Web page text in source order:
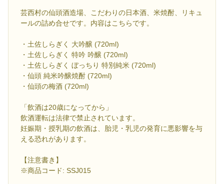
芸西村の仙頭酒造場、こだわりの日本酒、米焼酎、リキュ
ールの詰め合せです。内容はこちらです。
・土佐しらぎく 大吟醸 (720ml)
・土佐しらぎく 特吟 吟醸 (720ml)
・土佐しらぎく ぼっちり 特別純米 (720ml)
・仙頭 純米吟醸焼酎 (720ml)
・仙頭の梅酒 (720ml)
「飲酒は20歳になってから」
飲酒運転は法律で禁止されています。
妊娠期・授乳期の飲酒は、胎児・乳児の発育に悪影響を与
える恐れがあります。
【注意書き】
※商品コード: SSJ015